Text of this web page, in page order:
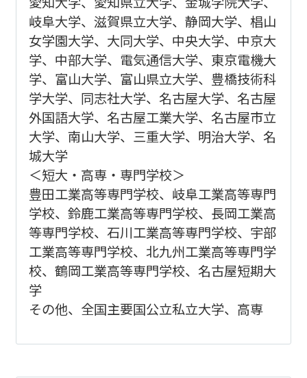
岐阜大学、滋賀県立大学、静岡大学、椙山
女学園大学、大同大学、中央大学、中京大
学、中部大学、電気通信大学、東京電機大
学、富山大学、富山県立大学、豊橋技術科
学大学、同志社大学、名古屋大学、名古屋
外国語大学、名古屋工業大学、名古屋市立
大学、南山大学、三重大学、明治大学、名
城大学
＜短大・高専・専門学校＞
豊田工業高等専門学校、岐阜工業高等専門
学校、鈴鹿工業高等専門学校、長岡工業高
等専門学校、石川工業高等専門学校、宇部
工業高等専門学校、北九州工業高等専門学
校、鶴岡工業高等専門学校、名古屋短期大
学
その他、全国主要国公立私立大学、高専